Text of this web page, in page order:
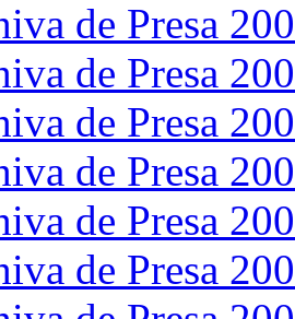
de Presa
de Presa
de Presa
de Presa
de Presa
de Presa